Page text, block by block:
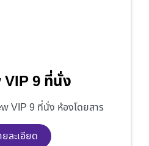
9 ที่นั่ง
VIP 9 ที่นั่ง ห้องโดยสาร
ละเอียด